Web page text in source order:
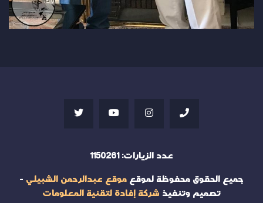
عدد الزيارات:1150261
جميع الحقوق محفوظة لموقعموقع عبدالرحمن الشبيلي -
تصميم وتنفيذ شركة إفادة لتقنية المعلومات